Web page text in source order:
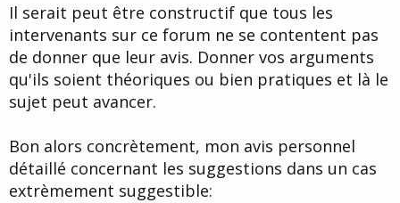
Il serait peut être constructif que tous les
intervenants sur ce forum ne se contentent pas
de donner que leur avis. Donner vos arguments
qu'ils soient théoriques ou bien pratiques et là le
sujet peut avancer.
Bon alors concrètement, mon avis personnel
détaillé concernant les suggestions dans un cas
extrèmement suggestible: